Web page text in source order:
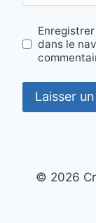
dans le
© 2026